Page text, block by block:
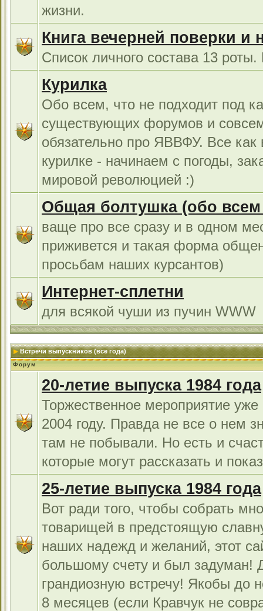
жизни.
Книга вечерней поверки и
Список личного состава 13
Курилка
Обо всем, что не подходит под
существующих форумов и
обязательно про ЯВВФУ. Все как
курилке - начинаем с погоды,
мировой революцией :)
Общая болтушка (обо всем
ваще про все сразу и в одном
приживется и такая форма
просьбам наших курсантов)
Интернет-сплетни
для всякой чуши из пучин WWW
Встречи выпускников (все года)
Форум
20-летие выпуска 1984 года
Торжественное мероприятие уже
2004 году. Правда не все о нем
там не побывали. Но есть и
которые могут рассказать и
25-летие выпуска 1984 года
Вот ради того, чтобы собрать
товарищей в предстоящую
наших надежд и желаний, этот
большому счету и был задуман!
грандиозную встречу! Якобы до
8 месяцев (если Кравчук не